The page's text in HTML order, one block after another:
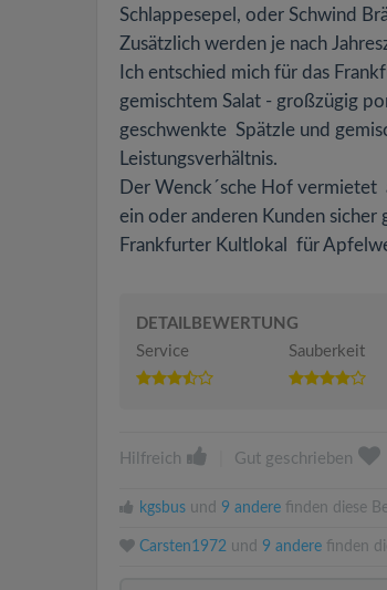
Schlappesepel, oder Schwind
Zusätzlich werden je nach
Ich entschied mich für das
gemischtem Salat - großzügig
geschwenkte Spätzle und
Leistungsverhältnis.
Der Wenck´sche Hof
ein oder anderen Kunden sicher
Frankfurter Kultlokal für
DETAILBEWERTUNG
Service
Sauberkeit
Hilfreich Gut geschrieben
kgsbus und 9 andere finden diese
Carsten1972 und 9 andere finden